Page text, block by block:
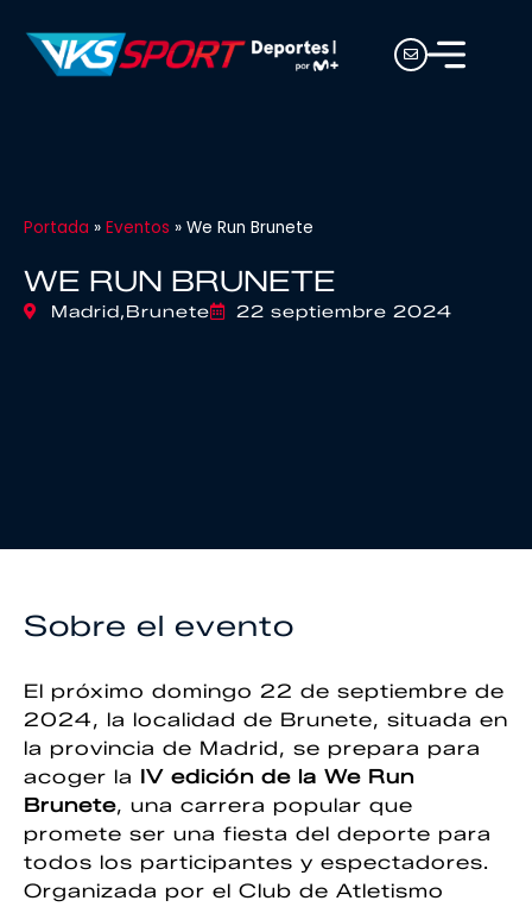
Portada » Eventos » We Run Brunete
WE RUN BRUNETE
Madrid,Brunete 22 septiembre 2024
Sobre el evento
El próximo domingo 22 de septiembre de
2024, la localidad de Brunete, situada en
la provincia de Madrid, se prepara para
acoger la IV edición de la We Run
Brunete, una carrera popular que
promete ser una fiesta del deporte para
todos los participantes y espectadores.
Organizada por el Club de Atletismo